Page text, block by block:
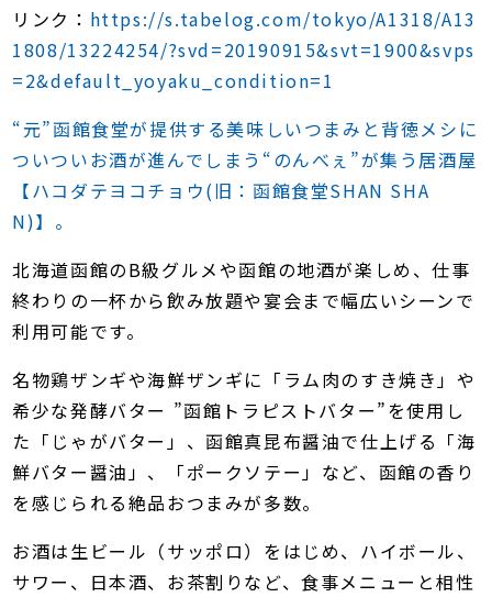
リンク： https://s.tabelog.com/tokyo/A1318/A13
1808/13224254/?svd=20190915&svt=1900&svps
=2&default_yoyaku_condition=1
“元”函館食堂が提供する美味しいつまみと背徳メシに
ついついお酒が進んでしまう“のんべぇ”が集う居酒屋
【ハコダテヨコチョウ(旧：函館食堂SHAN SHA
N)】。
北海道函館のB級グルメや函館の地酒が楽しめ、仕事
終わりの一杯から飲み放題や宴会まで幅広いシーンで
利用可能です。
名物鶏ザンギや海鮮ザンギに「ラム肉のすき焼き」や
希少な発酵バター ”函館トラピストバター”を使用し
た「じゃがバター」、函館真昆布醤油で仕上げる「海
鮮バター醤油」、「ポークソテー」など、函館の香り
を感じられる絶品おつまみが多数。
お酒は生ビール（サッポロ）をはじめ、ハイボール、
サワー、日本酒、お茶割りなど、食事メニューと相性